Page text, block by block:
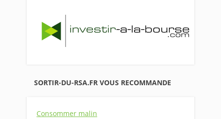
SORTIR-DU-RSA.FR VOUS RECOMMANDE
Consommer malin